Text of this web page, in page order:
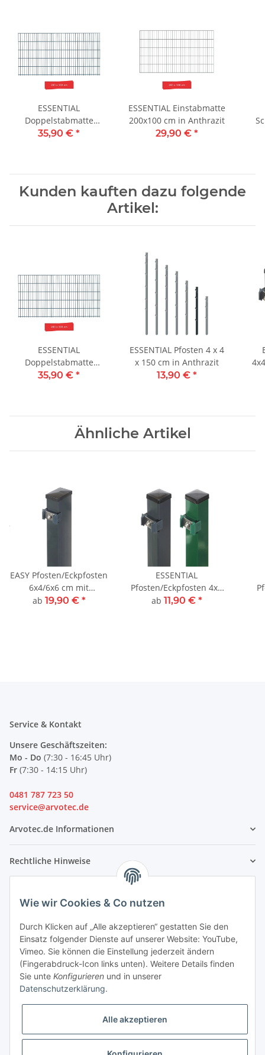
ESSENTIAL
Doppelstabmatte
200x103 cm in Anthrazit
35,90 € *
ESSENTIAL Einstabmatte
200x100 cm in Anthrazit
29,90 € *
Kunden kauften dazu folgende
Artikel:
ESSENTIAL
Doppelstabmatte
200x103 cm in Anthrazit
35,90 € *
ESSENTIAL Pfosten 4 x 4
x 150 cm in Anthrazit
13,90 € *
Ähnliche Artikel
EASY Pfosten/Eckpfosten
6x4/6x6 cm mit
angeschweißter
ab 19,90 € *
ESSENTIAL
Pfosten/Eckpfosten 4x4
cm
ab 11,90 € *
Service & Kontakt
Unsere Geschäftszeiten:
Mo - Do (7:30 - 16:45 Uhr)
Fr (7:30 - 14:15 Uhr)
0481 787 723 50
service@arvotec.de
Arvotec.de Informationen
Rechtliche Hinweise
Wie wir Cookies & Co nutzen
Durch Klicken auf „Alle akzeptieren“ gestatten Sie den
Einsatz folgender Dienste auf unserer Website: YouTube,
Vimeo. Sie können die Einstellung jederzeit ändern
(Fingerabdruck-Icon links unten). Weitere Details finden
Sie unte Konfigurieren und in unserer
Datenschutzerklärung.
Alle akzeptieren